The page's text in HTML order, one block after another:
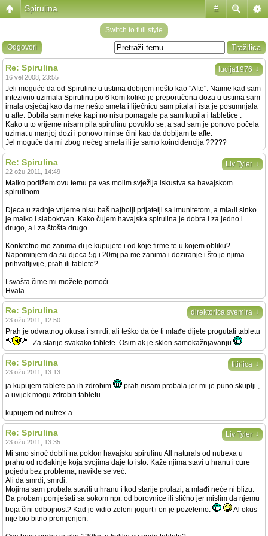
#
Spirulina
Switch to full style
Odgovori
lucija1976 ↓
Re: Spirulina
16 vel 2008, 23:55
Jeli moguće da od Spiruline u ustima dobijem nešto kao "Afte". Naime kad sam
intezivno uzimala Spirulinu po 6 kom koliko je preporučena doza u ustima sam
imala osjećaj kao da me nešto smeta i liječnicu sam pitala i ista je posumnjala
u afte. Dobila sam neke kapi no nisu pomagale pa sam kupila i tabletice .
Kako u to vrijeme nisam pila spirulinu povuklo se, a sad sam je ponovo počela
uzimat u manjoj dozi i ponovo minse čini kao da dobijam te afte.
Jel moguće da mi zbog nećeg smeta ili je samo koincidencija ?????
Liv Tyler ↓
Re: Spirulina
22 ožu 2011, 14:49
Malko podižem ovu temu pa vas molim svježija iskustva sa havajskom
spirulinom.
Djeca u zadnje vrijeme nisu baš najbolji prijatelji sa imunitetom, a mlađi sinko
je malko i slabokrvan. Kako čujem havajska spirulina je dobra i za jedno i
drugo, a i za štošta drugo.
Konkretno me zanima di je kupujete i od koje firme te u kojem obliku?
Napominjem da su djeca 5g i 20mj pa me zanima i doziranje i što je njima
prihvatljivije, prah ili tablete?
I svašta čime mi možete pomoći.
Hvala
direktorica svemira ↓
Re: Spirulina
23 ožu 2011, 12:50
Prah je odvratnog okusa i smrdi, ali teško da će ti mlađe dijete progutati tabletu
. Za starije svakako tablete. Osim ak je sklon samokažnjavanju
titirlica ↓
Re: Spirulina
23 ožu 2011, 13:13
ja kupujem tablete pa ih zdrobim
prah nisam probala jer mi je puno skuplji ,
a uvijek mogu zdrobiti tabletu
kupujem od nutrex-a
Liv Tyler ↓
Re: Spirulina
23 ožu 2011, 13:35
Mi smo sinoć dobili na poklon havajsku spirulinu All naturals od nutrexa u
prahu od rođakinje koja svojima daje to isto. Kaže njima stavi u hranu i cure
pojedu bez problema, navikle se već.
Ali da smrdi, smrdi.
Mojima sam probala staviti u hranu i kod starije prolazi, a mlađi neće ni blizu.
Da probam pomješati sa sokom npr. od borovnice ili slično jer mislim da njemu
boja čini odbojnost? Kad je vidio zeleni jogurt i on je pozelenio.
Al okus
nije bio bitno promjenjen.